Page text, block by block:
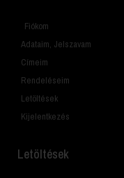
Fiókom
Adataim, Jelszavam
Címeim
Rendeléseim
Letöltések
Kijelentkezés
Letöltések